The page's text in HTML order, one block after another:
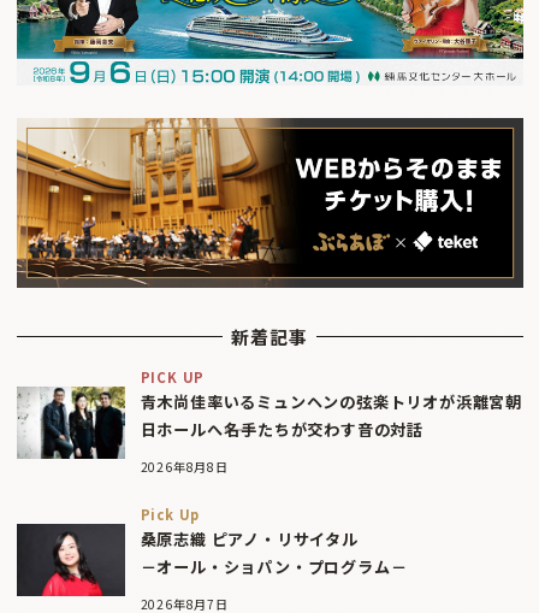
新着記事
PICK UP
青木尚佳率いるミュンヘンの弦楽トリオが浜離宮朝
日ホールへ――名手たちが交わす音の対話
2026年8月8日
Pick Up
桑原志織 ピアノ・リサイタル
－オール・ショパン・プログラム－
2026年8月7日